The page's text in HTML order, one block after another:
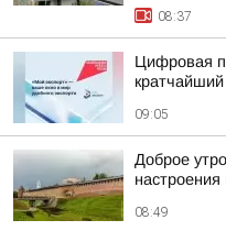
08:37
Цифровая
09:05
Доброе
настроения
08:49